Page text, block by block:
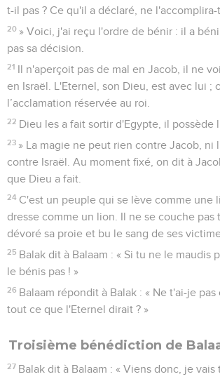
t-il pas ? Ce qu'il a déclaré, ne l'accomplira-
20 » Voici, j'ai reçu l'ordre de bénir : il a
pas sa décision.
21 Il n'aperçoit pas de mal en Jacob, il ne
en Israël. L'Eternel, son Dieu, est avec lui ;
l’acclamation réservée au roi.
22 Dieu les a fait sortir d'Egypte, il possède
23 » La magie ne peut rien contre Jacob, ni
contre Israël. Au moment fixé, on dit à
que Dieu a fait.
24 C'est un peuple qui se lève comme une
dresse comme un lion. Il ne se couche pas
dévoré sa proie et bu le sang de ses
25 Balak dit à Balaam : « Si tu ne le maudis
le bénis pas ! »
26 Balaam répondit à Balak : « Ne t'ai-je
tout ce que l'Eternel dirait ? »
Troisième bénédiction de
27 Balak dit à Balaam : « Viens donc, je